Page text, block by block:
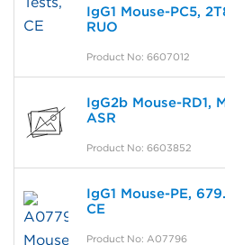
IgG1 Mouse-PC5,
RUO
Product No: 6607012
IgG2b Mouse-RD1,
ASR
Product No: 6603852
IgG1 Mouse-PE,
CE
Product No: A07796